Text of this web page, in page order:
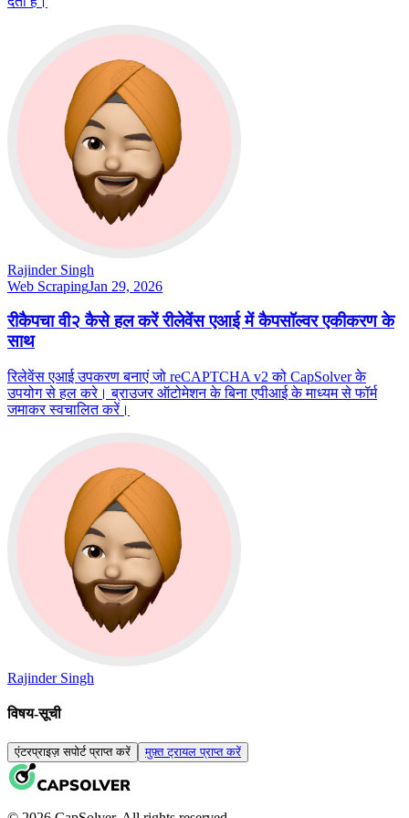
Rajinder Singh
Web ScrapingJan 29, 2026
रीकैपचा वी२ कैसे हल करें रीलेवेंस एआई में कैपसॉल्वर एकीकरण के
साथ
रिलेवेंस एआई उपकरण बनाएं जो reCAPTCHA v2 को CapSolver के
उपयोग से हल करे। ब्राउजर ऑटोमेशन के बिना एपीआई के माध्यम से फॉर्म
जमाकर स्वचालित करें।
Rajinder Singh
विषय-सूची
एंटरप्राइज़ सपोर्ट प्राप्त करें मुफ़्त ट्रायल प्राप्त करें